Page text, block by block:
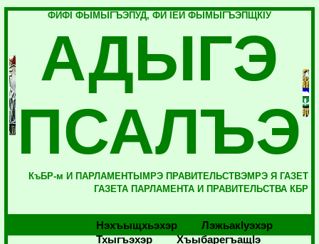
ФИФI ФЫМЫГЪЭПУД, ФИ IЕЙ ФЫМЫГЪЭПЩКIУ
АДЫГЭ
ПСАЛЪЭ
КъБР-м И ПАРЛАМЕНТЫМРЭ ПРАВИТЕЛЬСТВЭМРЭ Я ГАЗЕТ
ГАЗЕТА ПАРЛАМЕНТА И ПРАВИТЕЛЬСТВА КБР
Нэхъыщхьэхэр
Лэжьакlуэхэр
Тхыгъэхэр
Хъыбарегъащlэ